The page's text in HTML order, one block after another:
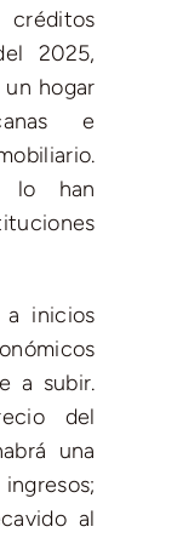
2025,
hogar
e
lo han
a inicios
a subir.
del
una
al